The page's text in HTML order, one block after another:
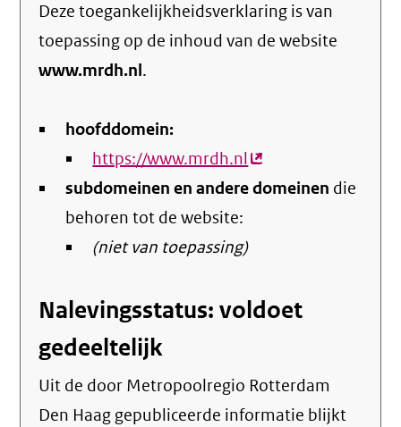
Deze toegankelijkheidsverklaring is van
toepassing op de inhoud van de website
www.mrdh.nl.
hoofddomein:
https://www.mrdh.nl(externe
link)
subdomeinen en andere domeinen die
behoren tot de website:
(niet van toepassing)
Nalevingsstatus: voldoet
gedeeltelijk
Uit de door Metropoolregio Rotterdam
Den Haag gepubliceerde informatie blijkt